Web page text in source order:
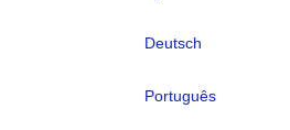
Deutsch
Português